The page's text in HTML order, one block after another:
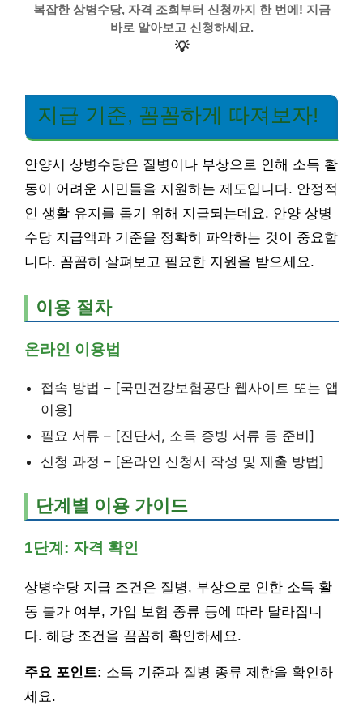
복잡한 상병수당, 자격 조회부터 신청까지 한 번에! 지금
바로 알아보고 신청하세요.
💡
지급 기준, 꼼꼼하게 따져보자!
안양시 상병수당은 질병이나 부상으로 인해 소득 활
동이 어려운 시민들을 지원하는 제도입니다. 안정적
인 생활 유지를 돕기 위해 지급되는데요. 안양 상병
수당 지급액과 기준을 정확히 파악하는 것이 중요합
니다. 꼼꼼히 살펴보고 필요한 지원을 받으세요.
이용 절차
온라인 이용법
접속 방법 – [국민건강보험공단 웹사이트 또는 앱
이용]
필요 서류 – [진단서, 소득 증빙 서류 등 준비]
신청 과정 – [온라인 신청서 작성 및 제출 방법]
단계별 이용 가이드
1단계: 자격 확인
상병수당 지급 조건은 질병, 부상으로 인한 소득 활
동 불가 여부, 가입 보험 종류 등에 따라 달라집니
다. 해당 조건을 꼼꼼히 확인하세요.
주요 포인트: 소득 기준과 질병 종류 제한을 확인하
세요.